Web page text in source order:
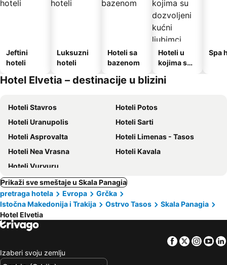
Jeftini
hoteli
Luksuzni
hoteli
Hoteli sa
bazenom
Hoteli u
kojima su
kućni
Spa
Hotel Elvetia – destinacije u blizini
Hoteli Stavros
Hoteli Potos
Hoteli Uranupolis
Hoteli Sarti
Hoteli Asprovalta
Hoteli Limenas - Tasos
Hoteli Nea Vrasna
Hoteli Kavala
Hoteli Vurvuru
Prikaži sve smeštaje u Skala Panagia
pretraga hotela
Evropa
Grčka
Istočna Makedonija i Trakija
Ostrvo Tasos
Skala Panagia
Hotel Elvetia
Facebook
Twitter
Izaberi svoju zemlju